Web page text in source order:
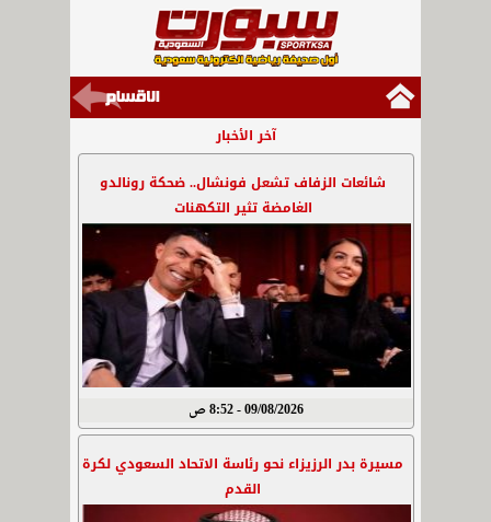
آخر الأخبار
شائعات الزفاف تشعل فونشال.. ضحكة رونالدو
الغامضة تثير التكهنات
09/08/2026 - 8:52 ص
مسيرة بدر الرزيزاء نحو رئاسة الاتحاد السعودي لكرة
القدم